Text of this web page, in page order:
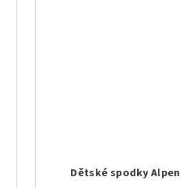
Dětské spodky Alpen